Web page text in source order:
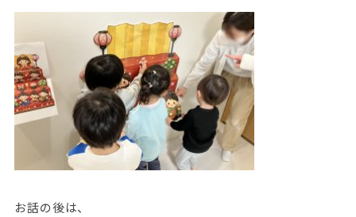
お話の後は、